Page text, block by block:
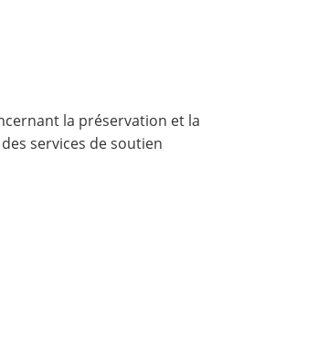
la préservation et la
services de soutien